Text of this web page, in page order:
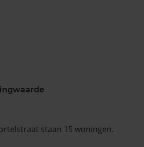
staan 15 woningen.